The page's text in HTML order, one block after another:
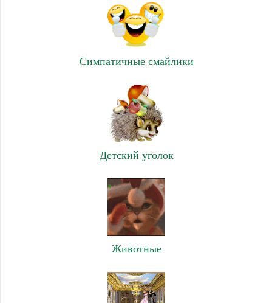
Симпатичные смайлики
Детский уголок
Животные